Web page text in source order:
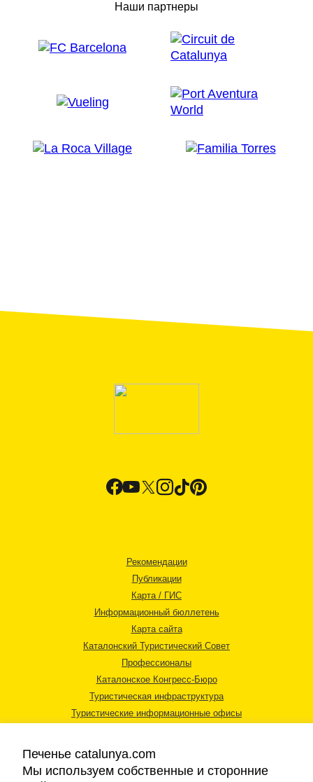
Наши партнеры
Рекомендации
Публикации
Карта / ГИС
Информационный бюллетень
Карта сайта
Каталонский Туристический Совет
Профессионалы
Каталонское Конгресс-Бюро
Туристическая инфраструктура
Туристические информационные офисы
Печенье catalunya.com
Мы используем собственные и сторонние